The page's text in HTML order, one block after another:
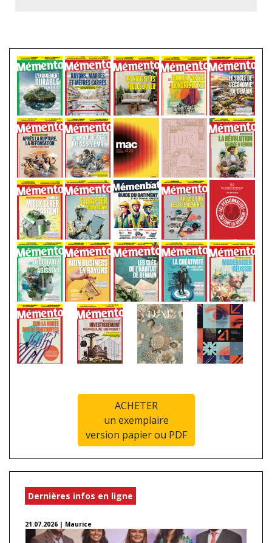
ACHETER
un exemplaire
version papier ou PDF
Dernières infos en ligne
21.07.2026 | Maurice